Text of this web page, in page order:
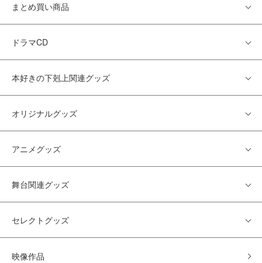
まとめ買い商品
ドラマCD
本好きの下剋上関連グッズ
オリジナルグッズ
アニメグッズ
舞台関連グッズ
セレクトグッズ
映像作品